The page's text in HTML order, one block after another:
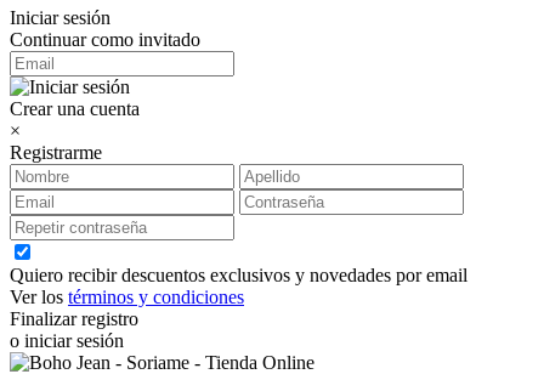
Iniciar sesión
Continuar como invitado
Crear una cuenta
×
Registrarme
Quiero recibir descuentos exclusivos y novedades por email
Ver los términos y condiciones
Finalizar registro
o iniciar sesión